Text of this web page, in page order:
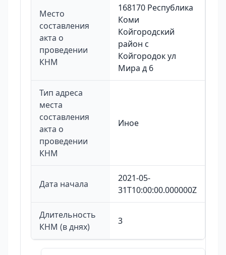
Место
составления
акта о
проведении
КНМ
168170 Республика
Коми
Койгородский
район с
Койгородок ул
Мира д 6
Тип адреса
места
составления
акта о
проведении
КНМ
Иное
Дата начала
2021-05-
31T10:00:00.000000Z
Длительность
КНМ (в днях)
3